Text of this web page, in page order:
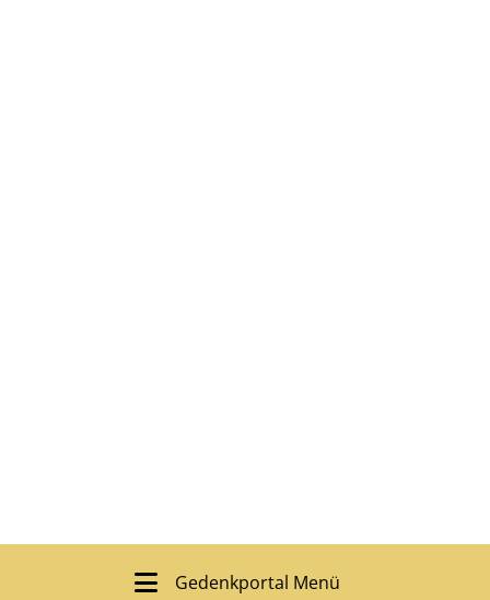
Gedenkportal Menü